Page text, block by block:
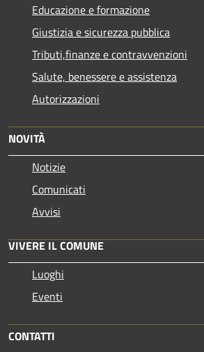
Educazione e formazione
Giustizia e sicurezza pubblica
Tributi,finanze e contravvenzioni
Salute, benessere e assistenza
Autorizzazioni
NOVITÀ
Notizie
Comunicati
Avvisi
VIVERE IL COMUNE
Luoghi
Eventi
CONTATTI